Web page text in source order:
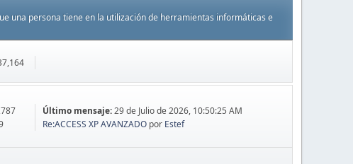
una persona tiene en la utilización de herramientas informáticas e
Último mensaje:29 de Julio de 2026, 10:50:25 AM
Re:ACCESS XP AVANZADO por Estef